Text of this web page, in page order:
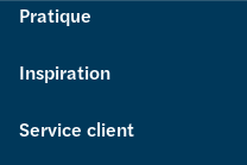
Pratique
Inspiration
Service client